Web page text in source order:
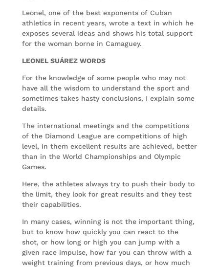
Leonel, one of the best exponents of Cuban
athletics in recent years, wrote a text in which he
exposes several ideas and shows his total support
for the woman borne in Camaguey.
LEONEL SUÁREZ WORDS
For the knowledge of some people who may not
have all the wisdom to understand the sport and
sometimes takes hasty conclusions, I explain some
details.
The international meetings and the competitions
of the Diamond League are competitions of high
level, in them excellent results are achieved, better
than in the World Championships and Olympic
Games.
Here, the athletes always try to push their body to
the limit, they look for great results and they test
their capabilities.
In many cases, winning is not the important thing,
but to know how quickly you can react to the
shot, or how long or high you can jump with a
given race impulse, how far you can throw with a
weight training from previous days, or how much